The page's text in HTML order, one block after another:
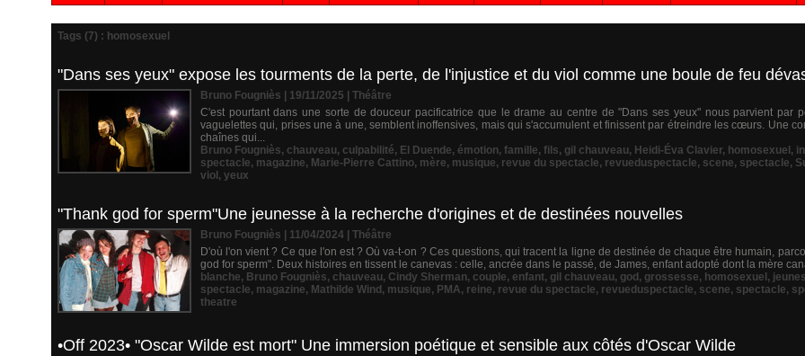
Tags (7) : homosexuel
"Dans ses yeux" expose les tourments de la perte, de l'injustice et du viol comme une boule de feu
Bruno Fougniès | 19/11/2025
Théâtre
C'est pourtant dans une sorte de douceur pacificatrice que le drame au centre de "Dans ses yeux" nous parvient par
vaguelettes qui, prises une à une, semblent inoffensives, mais qui s'accumulent et finissent par étreindre les cœurs. Une
chaînes qui...
Bruno Fougniès, chauveau, culpabilité, El Duende, émotion, famille, fils, gil chauveau, Heidi-Éva Clavier, homosexuel ,
spectacle, magazine, Marie-Pierre Cattino, mère, musique, revue du spectacle, revueduspectacle, scene, spectacle,
viol , yeux
"Thank god for sperm"Une jeunesse à la recherche d'origines et de destinées nouvelles
Bruno Fougniès | 11/04/2024
Théâtre
D'où l'on vient ? Ce que l'on est ? Où va-t-on ? Ces questions, qui tracent la ligne de destinée de chaque être humain,
god for sperm". Deux histoires en tissent le canevas : celle, ancrée dans le passé, de James, enfant adopté dont la mère
blanche, Bruno Fougniès, chauveau, Cindy Sherman, couple, enfant, gil chauveau, god , grossesse, homosexuel ,
spectacle, magazine, Mathilde Wind , musique, PMA, reine, revue du spectacle, revueduspectacle, scene, spectacle,
theatre
•Off 2023• "Oscar Wilde est mort" Une immersion poétique et sensible aux côtés d'Oscar Wilde